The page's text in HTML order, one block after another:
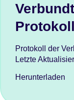
Protokoll
Protokoll der
Letzte
Herunterladen